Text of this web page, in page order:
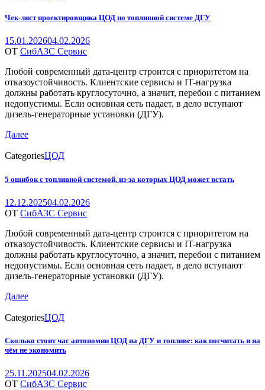
Чек‑лист проектировщика ЦОД по топливной системе ДГУ
15.01.202604.02.2026
ОТ СибАЗС Сервис
Любой современный дата-центр строится с приоритетом на
отказоустойчивость. Клиентские сервисы и IT-нагрузка
должны работать круглосуточно, а значит, перебои с питанием
недопустимы. Если основная сеть падает, в дело вступают
дизель-генераторные установки (ДГУ).
Далее
CategoriesЦОД
5 ошибок с топливной системой, из‑за которых ЦОД может встать
12.12.202504.02.2026
ОТ СибАЗС Сервис
Любой современный дата-центр строится с приоритетом на
отказоустойчивость. Клиентские сервисы и IT-нагрузка
должны работать круглосуточно, а значит, перебои с питанием
недопустимы. Если основная сеть падает, в дело вступают
дизель-генераторные установки (ДГУ).
Далее
CategoriesЦОД
Сколько стоит час автономии ЦОД на ДГУ и топливе: как посчитать и на
чём не экономить
25.11.202504.02.2026
ОТ СибАЗС Сервис